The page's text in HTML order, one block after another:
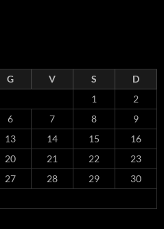
G V S
D
1
2
6 7 8
9
13 14 15
16
20 21 22
23
27 28 29
30